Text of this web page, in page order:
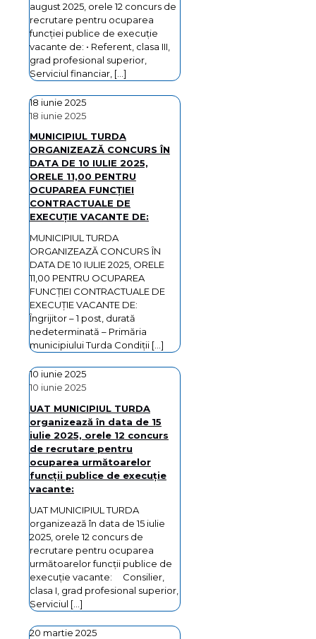
august 2025, orele 12 concurs de
recrutare pentru ocuparea
funcţiei publice de execuţie
vacante de: • Referent, clasa III,
grad profesional superior,
Serviciul financiar, […]
18 iunie 2025
18 iunie 2025
MUNICIPIUL TURDA
ORGANIZEAZĂ CONCURS ÎN
DATA DE 10 IULIE 2025,
ORELE 11,00 PENTRU
OCUPAREA FUNCȚIEI
CONTRACTUALE DE
EXECUȚIE VACANTE DE:
MUNICIPIUL TURDA
ORGANIZEAZĂ CONCURS ÎN
DATA DE 10 IULIE 2025, ORELE
11,00 PENTRU OCUPAREA
FUNCȚIEI CONTRACTUALE DE
EXECUȚIE VACANTE DE:
Îngrijitor – 1 post, durată
nedeterminată – Primăria
municipiului Turda Condiţii […]
10 iunie 2025
10 iunie 2025
UAT MUNICIPIUL TURDA
organizează în data de 15
iulie 2025, orele 12 concurs
de recrutare pentru
ocuparea următoarelor
funcţii publice de execuţie
vacante:
UAT MUNICIPIUL TURDA
organizează în data de 15 iulie
2025, orele 12 concurs de
recrutare pentru ocuparea
următoarelor funcţii publice de
execuţie vacante: Consilier,
clasa I, grad profesional superior,
Serviciul […]
20 martie 2025